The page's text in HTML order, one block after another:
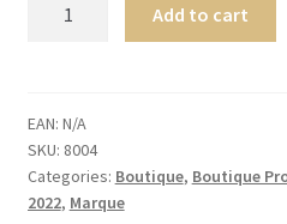
MAILLOT
DE
BAIN
UNE
Add to cart
EAN: N/A
SKU: 8004
Categories: Boutique, Boutique
2022, Marque